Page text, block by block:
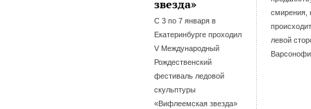
звезда»
С 3 по 7 января в
Екатеринбурге проходил
V Международный
Рождественский
фестиваль ледовой
скульптуры
«Вифлеемская звезда»
смирения,
левой